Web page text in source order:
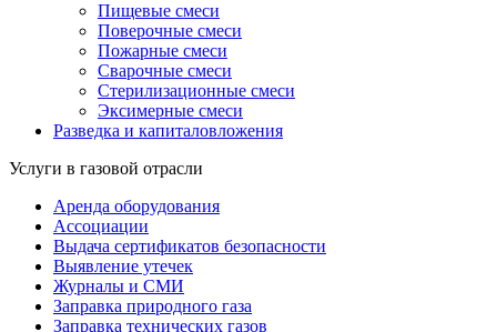
Пищевые смеси
Поверочные смеси
Пожарные смеси
Сварочные смеси
Стерилизационные смеси
Эксимерные смеси
Разведка и капиталовложения
Услуги в газовой отрасли
Аренда оборудования
Ассоциации
Выдача сертификатов безопасности
Выявление утечек
Журналы и СМИ
Заправка природного газа
Заправка технических газов